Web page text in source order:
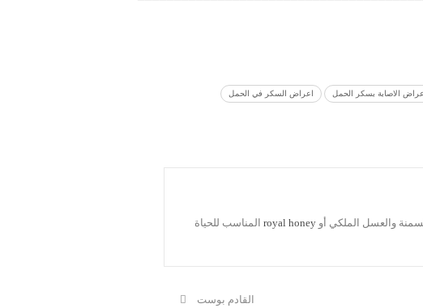
الاصابة بسكر الحمل اعراض السكر في الحمل
والعسل الملكي أو royal honey المناسب للحياة
القادم بوست